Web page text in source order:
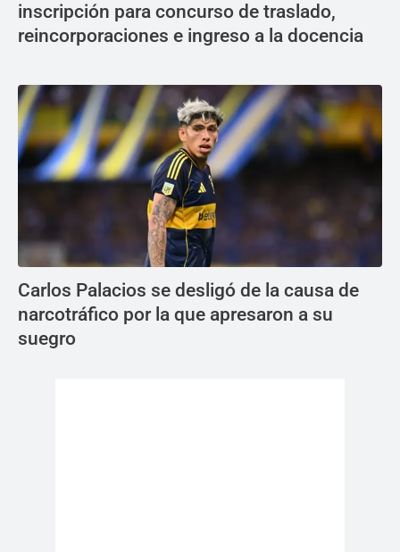
inscripción para concurso de traslado,
reincorporaciones e ingreso a la docencia
Carlos Palacios se desligó de la causa de
narcotráfico por la que apresaron a su
suegro